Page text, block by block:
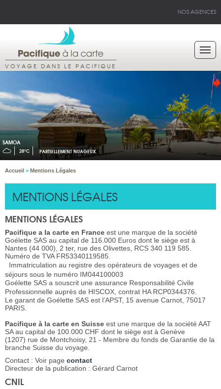
NOS AGENCES
VOYAGE DANS LE PACIFIQUE
SAMOA
28°C PARTIELLEMENT NUAGEUX
Accueil > Mentions Légales
MENTIONS LÉGALES
MENTIONS LÉGALES
Pacifique a la carte en France est une marque de la société
Goélette SAS au capital de 116.000 Euros dont le siège est à
Nantes (44 000), 2 ter, rue des Olivettes, RCS 340 119 585.
Numéro de TVA FR53340119585.
Immatriculation au registre des opérateurs de voyages et de
séjours sous le numéro IM044100003
Goélette SAS a souscrit une assurance Responsabilité Civile
Professionnelle auprès de HISCOX, contrat HA RCP0344376.
Le garant de Goélette SAS est l’APST, 15 avenue Carnot, 75017
PARIS.
Pacifique à la carte en Suisse est une marque de la société AAT
SA au capital de 100.000 CHF dont le siège est à Genève
(1207) rue de Montchoisy, 21 - Membre du fonds de Garantie de la
branche Suisse du voyage.
Contact : Voir page contact
Directeur de la publication : Gérard Carnot
CNIL